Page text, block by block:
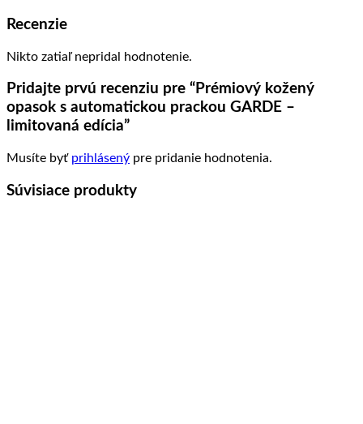
Recenzie
Nikto zatiaľ nepridal hodnotenie.
Pridajte prvú recenziu pre “Prémiový kožený
opasok s automatickou prackou GARDE –
limitovaná edícia”
Musíte byť prihlásený pre pridanie hodnotenia.
Súvisiace produkty